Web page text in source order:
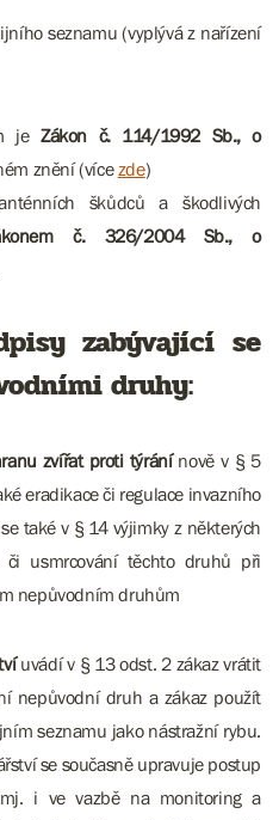
seznamu (vyplývá z nařízení
jeZákon č. 114/1992 Sb., o
znění (vícezde)
škůdců a škodlivých
č. 326/2004 Sb., o
zabývající se
druhy:
zvířat proti týránínově v § 5
eradikace či regulace invazního
také v § 14 výjimky z některých
či usmrcování těchto druhů při
nepůvodním druhům
uvádí v § 13 odst. 2 zákaz vrátit
nepůvodní druh a zákaz použít
seznamu jako nástražní rybu.
se současně upravuje postup
i ve vazbě na monitoring a